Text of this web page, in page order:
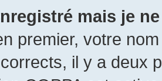
mais je
premier, votre
corrects, il y a deux